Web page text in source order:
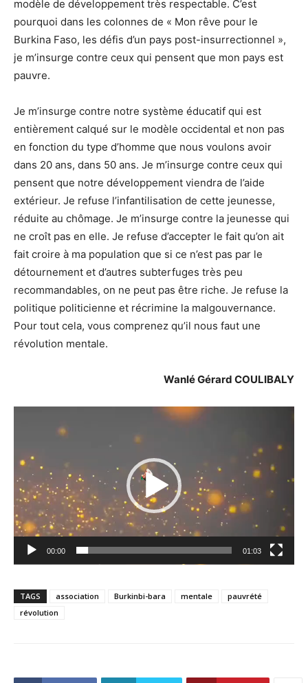
modèle de développement très respectable. C’est
pourquoi dans les colonnes de « Mon rêve pour le
Burkina Faso, les défis d’un pays post-insurrectionnel »,
je m’insurge contre ceux qui pensent que mon pays est
pauvre.
Je m’insurge contre notre système éducatif qui est
entièrement calqué sur le modèle occidental et non pas
en fonction du type d’homme que nous voulons avoir
dans 20 ans, dans 50 ans. Je m’insurge contre ceux qui
pensent que notre développement viendra de l’aide
extérieur. Je refuse l’infantilisation de cette jeunesse,
réduite au chômage. Je m’insurge contre la jeunesse qui
ne croît pas en elle. Je refuse d’accepter le fait qu’on ait
fait croire à ma population que si ce n’est pas par le
détournement et d’autres subterfuges très peu
recommandables, on ne peut pas être riche. Je refuse la
politique politicienne et récrimine la malgouvernance.
Pour tout cela, vous comprenez qu’il nous faut une
révolution mentale.
Wanlé Gérard COULIBALY
Lecteur
00:00 01:03
TAGS association Burkinbi-bara mentale
pauvrété
révolution